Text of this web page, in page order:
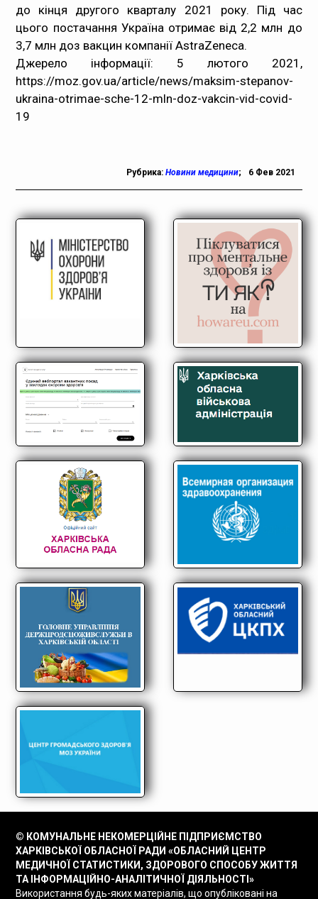
до кінця другого кварталу 2021 року. Під час
цього постачання Україна отримає від 2,2 млн до
3,7 млн доз вакцин компанії AstraZeneca.
Джерело інформації: 5 лютого 2021,
https://moz.gov.ua/article/news/maksim-stepanov-
ukraina-otrimae-sche-12-mln-doz-vakcin-vid-covid-
19
Рубрика: Новини медицини; 6 Фев 2021
© КОМУНАЛЬНЕ НЕКОМЕРЦІЙНЕ ПІДПРИЄМСТВО
ХАРКІВСЬКОЇ ОБЛАСНОЇ РАДИ «ОБЛАСНИЙ ЦЕНТР
МЕДИЧНОЇ СТАТИСТИКИ, ЗДОРОВОГО СПОСОБУ ЖИТТЯ
ТА ІНФОРМАЦІЙНО-АНАЛІТИЧНОЇ ДІЯЛЬНОСТІ»
Використання будь-яких матеріалів, що опубліковані на